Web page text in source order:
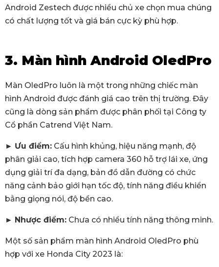
Android Zestech được nhiều chủ xe chọn mua chúng
có chất lượng tốt và giá bán cực kỳ phù hợp.
3. Màn hình Android OledPro
Màn OledPro luôn là một trong những chiếc màn
hình Android được đánh giá cao trên thị trường. Đây
cũng là dòng sản phẩm được phân phối tại Công ty
Cổ phần Catrend Việt Nam.
► Ưu điểm: Cấu hình khủng, hiệu năng mạnh, độ
phân giải cao, tích hợp camera 360 hỗ trợ lái xe, ứng
dụng giải trí đa dạng, bản đồ dẫn đường có chức
năng cảnh bảo giới hạn tốc độ, tính năng điều khiển
bằng giọng nói, độ bền cao.
► Nhược điểm: Chưa có nhiều tính năng thông minh.
Một số sản phẩm màn hình Android OledPro phù
hợp với xe Honda City 2023 là: